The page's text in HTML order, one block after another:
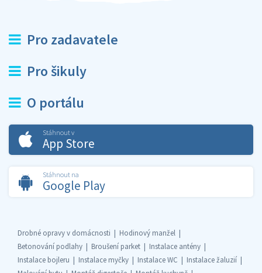
Pro zadavatele
Pro šikuly
O portálu
Stáhnout v
App Store
Stáhnout na
Google Play
Drobné opravy v domácnosti
Hodinový manžel
Betonování podlahy
Broušení parket
Instalace antény
Instalace bojleru
Instalace myčky Instalace WC
Instalace žaluzií